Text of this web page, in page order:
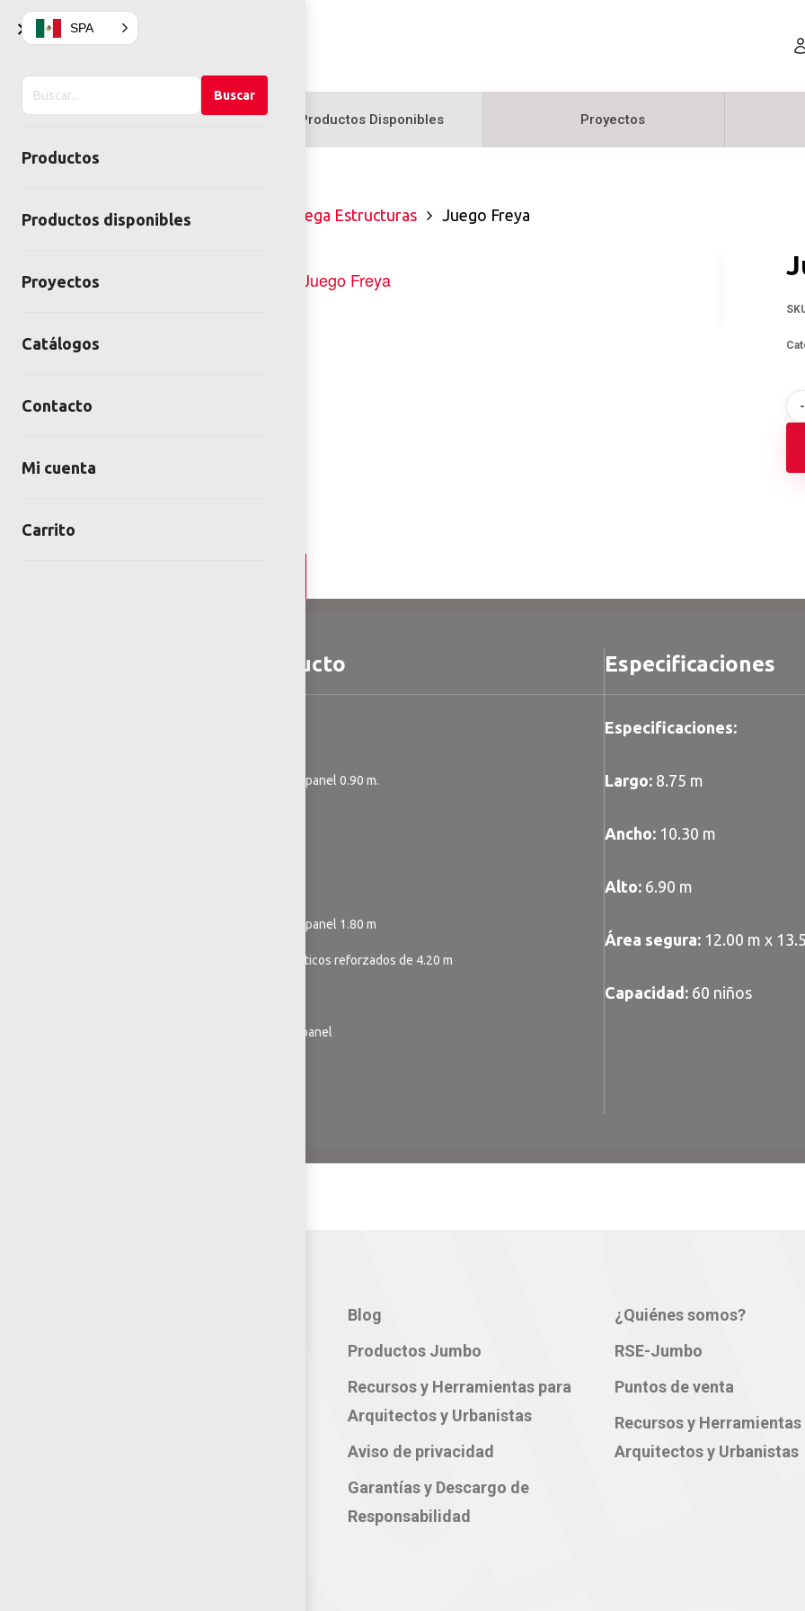
Productos Productos Disponibles Proyectos
Inicio Juegos infantiles Mega Estructuras Juego Freya
Detalles del producto
1 resbaladilla de lámina y plastipanel 0.90 m.
1 resbaladilla de lámina y plastipanel 1.80 m
1 tobogan de compuestos plásticos reforzados de 4.20 m
Módulos interactivos de plastipanel
Especificaciones
Especificaciones:
Largo: 8.75 m
Ancho: 10.30 m
Alto: 6.90 m
Área segura: 12.00 m x
Capacidad: 60 niños
Blog
Productos Jumbo
Recursos y Herramientas para
Arquitectos y Urbanistas
Aviso de privacidad
Garantías y Descargo de
Responsabilidad
¿Quiénes somos?
RSE-Jumbo
Puntos de venta
Recursos y Herramientas
Arquitectos y Urbanistas
×
Buscar
en
Buscar
Productos
Productos disponibles
Proyectos
Catálogos
Contacto
Mi cuenta
Carrito
SPA